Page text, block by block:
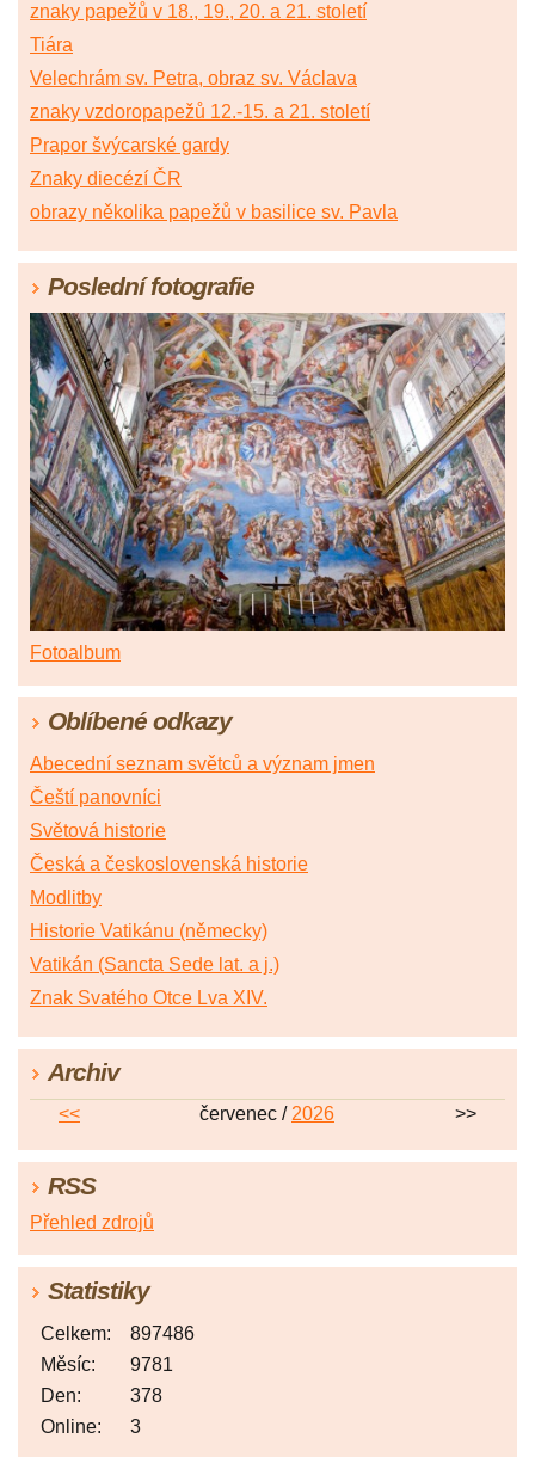
znaky papežů v 18., 19., 20. a 21. století
Tiára
Velechrám sv. Petra, obraz sv. Václava
znaky vzdoropapežů 12.-15. a 21. století
Prapor švýcarské gardy
Znaky diecézí ČR
obrazy několika papežů v basilice sv. Pavla
Poslední fotografie
Fotoalbum
Oblíbené odkazy
Abecední seznam světců a význam jmen
Čeští panovníci
Světová historie
Česká a československá historie
Modlitby
Historie Vatikánu (německy)
Vatikán (Sancta Sede lat. a j.)
Znak Svatého Otce Lva XIV.
Archiv
<< červenec / 2026 >>
RSS
Přehled zdrojů
Statistiky
Online: 3
Celkem:
897486
Měsíc:
9781
Den:
378